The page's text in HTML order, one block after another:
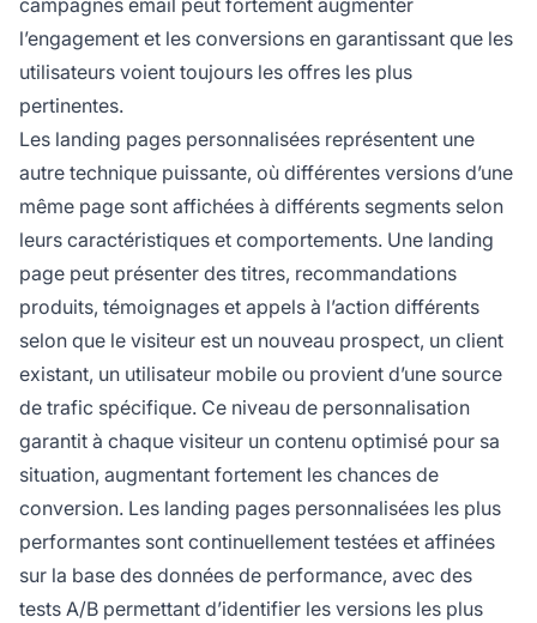
campagnes email peut fortement augmenter
l’engagement et les conversions en garantissant que les
utilisateurs voient toujours les offres les plus
pertinentes.
Les landing pages personnalisées représentent une
autre technique puissante, où différentes versions d’une
même page sont affichées à différents segments selon
leurs caractéristiques et comportements. Une landing
page peut présenter des titres, recommandations
produits, témoignages et appels à l’action différents
selon que le visiteur est un nouveau prospect, un client
existant, un utilisateur mobile ou provient d’une source
de trafic spécifique. Ce niveau de personnalisation
garantit à chaque visiteur un contenu optimisé pour sa
situation, augmentant fortement les chances de
conversion. Les landing pages personnalisées les plus
performantes sont continuellement testées et affinées
sur la base des données de performance, avec des
tests A/B permettant d’identifier les versions les plus